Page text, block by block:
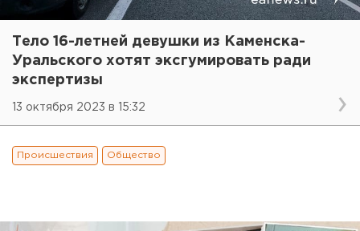
Тело 16-летней девушки из Каменска-
Уральского хотят эксгумировать ради
экспертизы
13 октября 2023 в 15:32
Происшествия Общество